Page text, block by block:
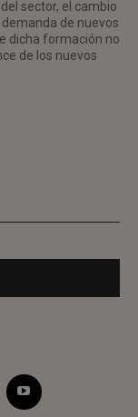
sector, el cambio
de nuevos
dicha formación no
de los nuevos